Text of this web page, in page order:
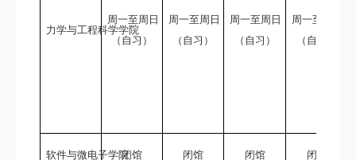
力学与工程科学学院
周一至周日
（自习）
周一至周日
（自习）
周一至周日
（自习）
周一至周日
（自习）
软件与微电子学院闭馆 闭馆 闭馆 闭馆